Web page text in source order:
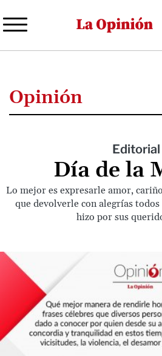
al
Opinión
Editorial
Día de la
Lo mejor es expresarle amor,
que devolverle con alegrías
hizo por sus